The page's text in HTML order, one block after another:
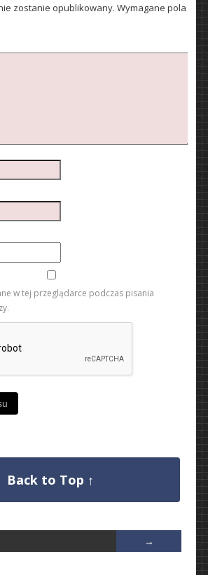
zostanie opublikowany. Wymagane pola
w tej przeglądarce podczas pisania
Back to Top ↑